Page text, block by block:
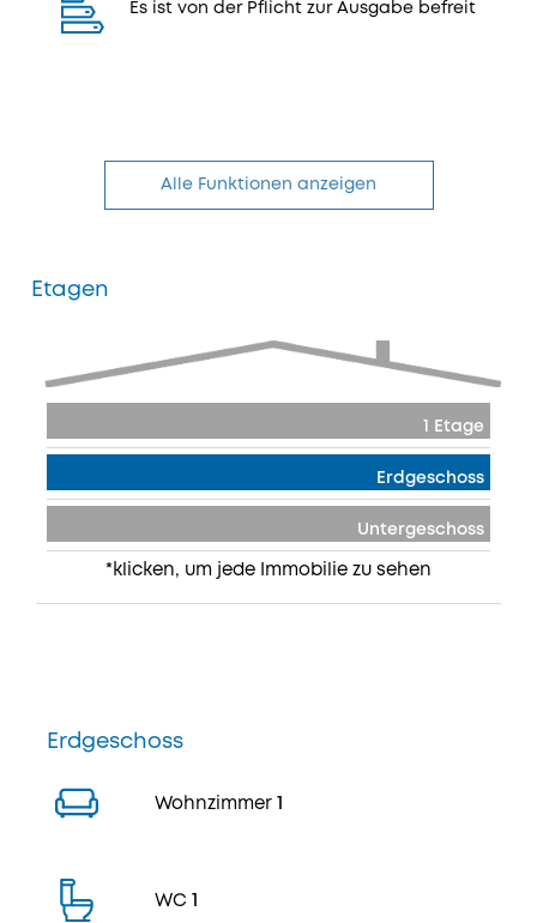
Es ist von der Pflicht zur Ausgabe befreit
Alle Funktionen anzeigen
Etagen
1 Etage
Erdgeschoss
Untergeschoss
*klicken, um jede Immobilie zu sehen
Erdgeschoss
Wohnzimmer
WC